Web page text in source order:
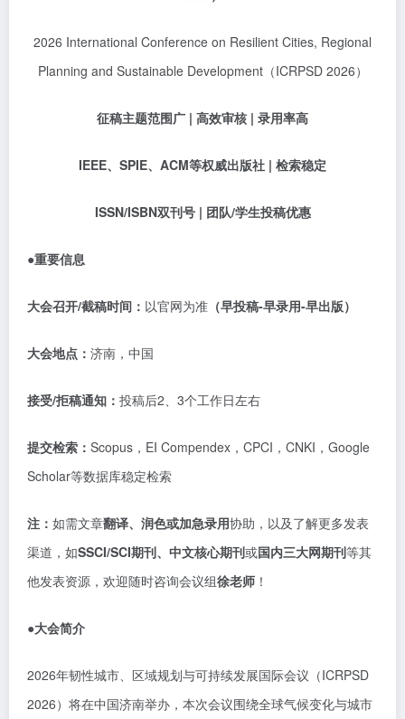
2026 International Conference on Resilient Cities, Regional
Planning and Sustainable Development（ICRPSD 2026）
征稿主题范围广 | 高效审核 | 录用率高
IEEE、SPIE、ACM等权威出版社 | 检索稳定
ISSN/ISBN双刊号 | 团队/学生投稿优惠
●重要信息
大会召开/截稿时间： 以官网为准 （早投稿-早录用-早出版）
大会地点： 济南，中国
接受/拒稿通知： 投稿后2、3个工作日左右
提交检索： Scopus，EI Compendex，CPCI，CNKI，Google
Scholar等数据库稳定检索
注： 如需文章翻译、润色或加急录用协助，以及了解更多发表
渠道，如SSCI/SCI期刊、中文核心期刊或国内三大网期刊等其
他发表资源，欢迎随时咨询会议组徐老师 ！
●大会简介
2026年韧性城市、区域规划与可持续发展国际会议（ICRPSD
2026）将在中国济南举办，本次会议围绕全球气候变化与城市